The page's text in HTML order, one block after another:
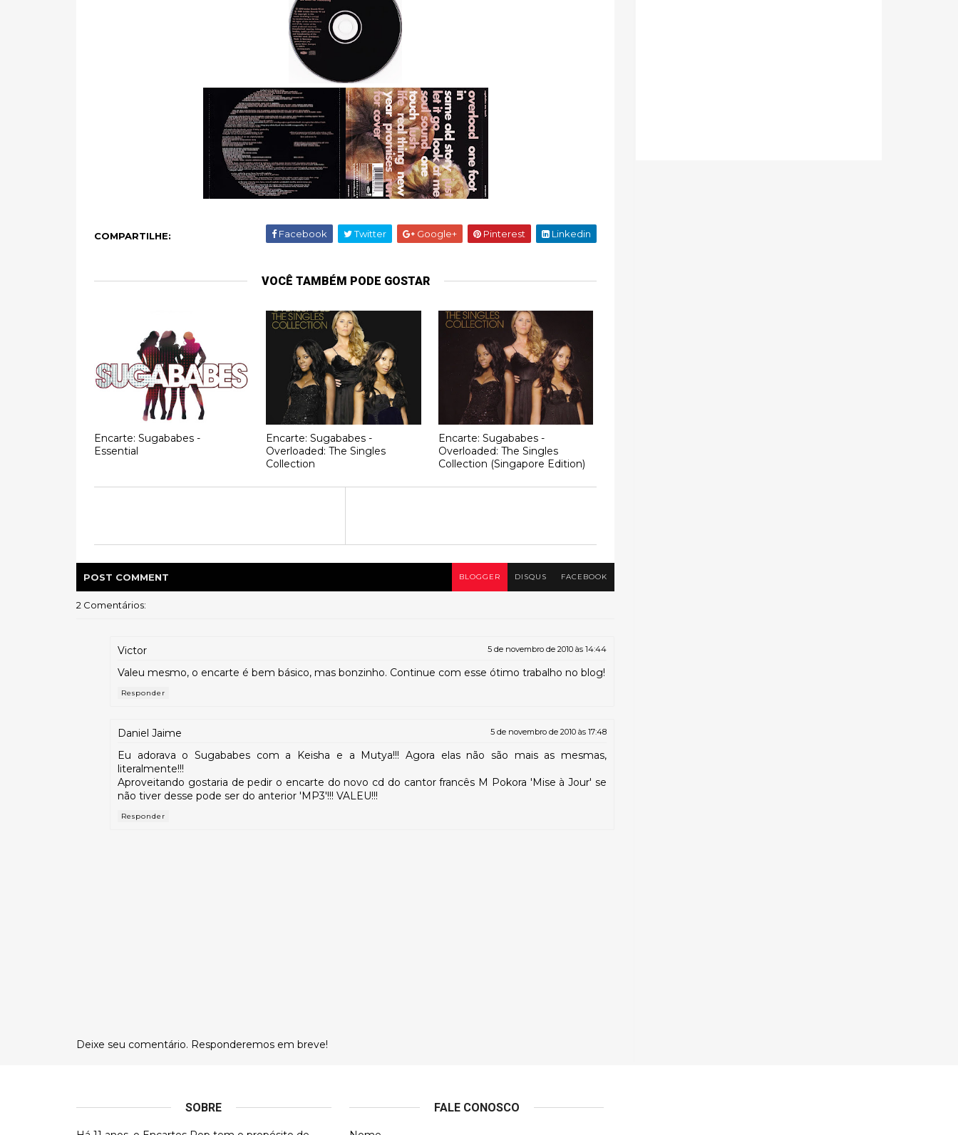
COMPARTILHE: Facebook Twitter Google+ Pinterest Linkedin
VOCÊ TAMBÉM PODE GOSTAR
Encarte: Sugababes -
Essential
Encarte: Sugababes -
Overloaded: The Singles
Collection
Encarte: Sugababes -
Overloaded: The Singles
Collection (Singapore Edition)
POST COMMENT BLOGGER DISQUS FACEBOOK
2 Comentários:
Victor 5 de novembro de 2010 às 14:44
Valeu mesmo, o encarte é bem básico, mas bonzinho. Continue com esse ótimo trabalho no blog!
Responder
Daniel Jaime 5 de novembro de 2010 às 17:48
Eu adorava o Sugababes com a Keisha e a Mutya!!! Agora elas não são mais as mesmas,
literalmente!!!
Aproveitando gostaria de pedir o encarte do novo cd do cantor francês M Pokora 'Mise à Jour' se
não tiver desse pode ser do anterior 'MP3'!!! VALEU!!!
Responder
Deixe seu comentário. Responderemos em breve!
SOBRE FALE CONOSCO